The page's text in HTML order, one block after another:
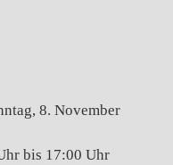
8. November
bis 17:00 Uhr